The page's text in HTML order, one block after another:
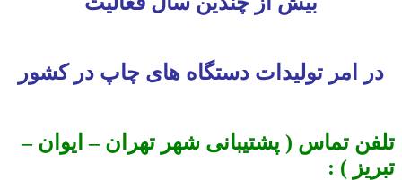
در امر تولیدات دستگاه های چاپ در کشور
تلفن تماس ( پشتیبانی شهر تهران – ایوان –
تبریز ) :